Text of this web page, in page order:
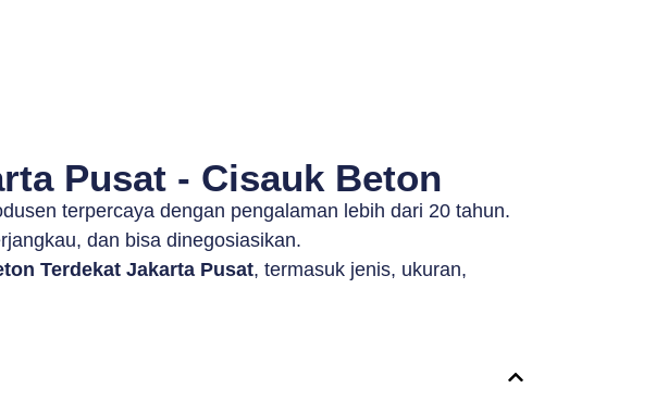
Pusat - Cisauk Beton
terpercaya dengan pengalaman lebih dari 20 tahun.
dan bisa dinegosiasikan.
Terdekat Jakarta Pusat, termasuk jenis, ukuran,